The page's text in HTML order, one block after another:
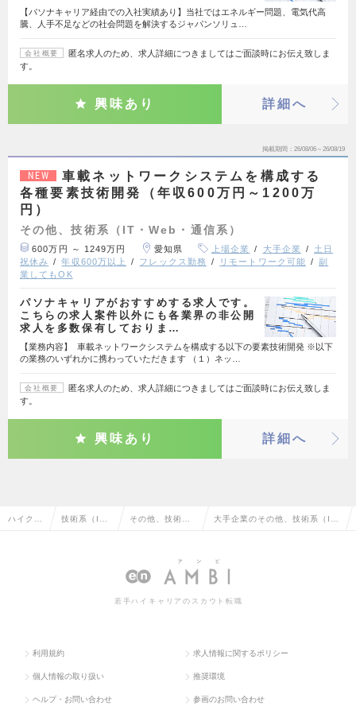
【パソナキャリア経由での入社実績あり】当社ではエネルギー問題、電気代高
騰、人手不足などの社会問題を解決するジャパンソリュ…
会社概要
匿名求人のため、求人詳細につきましてはご面談時にお伝え致しま
す。
興味あり 詳細へ
掲載期間 26/08/06～26/08/19
NEW
車載ネットワークシステムを構成する
各種要素技術開発（年収600万円～1200万
円）
その他、技術系（IT・Web・通信系）
600万円 ～ 1249万円 愛知県 上場企業 大手企業
土日
祝休み
年収600万以上 フレックス勤務 リモートワーク可能
副
業してもOK
パソナキャリアがおすすめする求人です。
こちらの求人案件以外にも各業界の非公開
求人を多数保有しておりま…
【業務内容】 車載ネットワークシステムを構成する以下の要素技術開発 ※以下
の業務のいずれかに携わっていただきます （１）ネッ…
会社概要
匿名求人のため、求人詳細につきましてはご面談時にお伝え致しま
す。
興味あり 詳細へ
ハイクラ 技術系（I その他、技術系
信系）
大手企業のその他、技術系（I
人情報一覧
若手ハイキャリアのスカウト転職
利用規約 求人情報に関するポリシー
個人情報の取り扱い 推奨環境
ヘルプ・お問い合わせ 参画のお問い合わせ